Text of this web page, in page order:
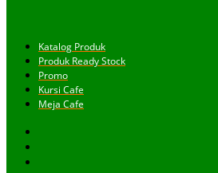
Katalog Produk
Produk Ready Stock
Promo
Kursi Cafe
Meja Cafe